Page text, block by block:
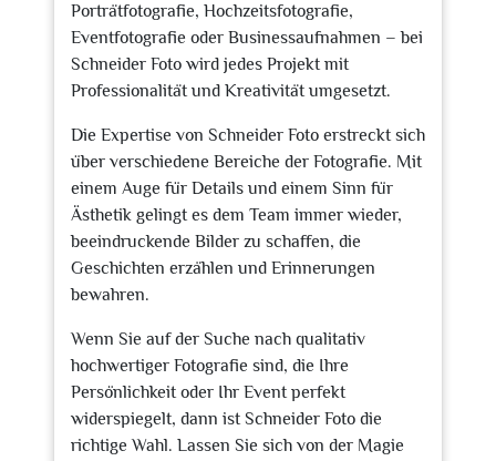
Porträtfotografie, Hochzeitsfotografie,
Eventfotografie oder Businessaufnahmen – bei
Schneider Foto wird jedes Projekt mit
Professionalität und Kreativität umgesetzt.
Die Expertise von Schneider Foto erstreckt sich
über verschiedene Bereiche der Fotografie. Mit
einem Auge für Details und einem Sinn für
Ästhetik gelingt es dem Team immer wieder,
beeindruckende Bilder zu schaffen, die
Geschichten erzählen und Erinnerungen
bewahren.
Wenn Sie auf der Suche nach qualitativ
hochwertiger Fotografie sind, die Ihre
Persönlichkeit oder Ihr Event perfekt
widerspiegelt, dann ist Schneider Foto die
richtige Wahl. Lassen Sie sich von der Magie